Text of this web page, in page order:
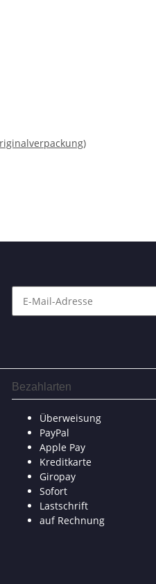
Bezahlarten
Überweisung
PayPal
Apple Pay
Kreditkarte
Giropay
Sofort
Lastschrift
auf Rechnung